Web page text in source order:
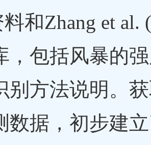
和Zhang et
，包括风暴的
别方法说明。
数据，初步建